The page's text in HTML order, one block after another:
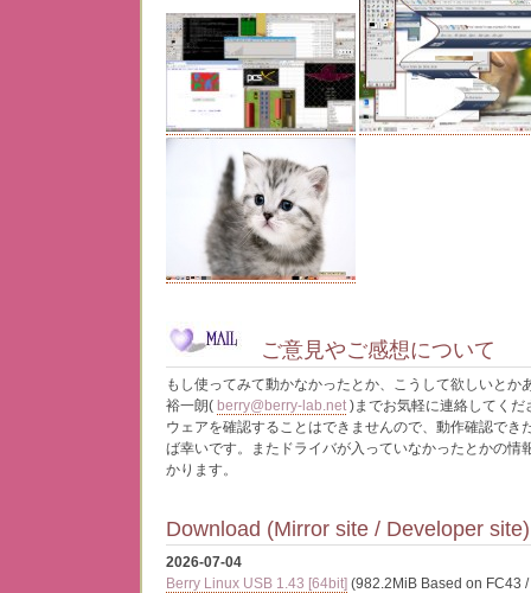
ご意見やご感想について
もし使ってみて動かなかったとか、こうして欲しいとか
裕一朗( berry@berry-lab.net )までお気軽に連絡してく
ウェアを確認することはできませんので、動作確認でき
ば幸いです。またドライバが入っていなかったとかの情
かります。
Download (Mirror site / Developer site)
2026-07-04
Berry Linux USB 1.43 [64bit] (982.2MiB Based on FC43